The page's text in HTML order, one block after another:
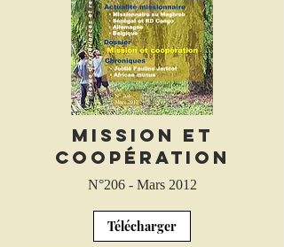
Mission et
coopération
N°206 - Mars 2012
Télécharger